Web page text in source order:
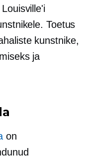
Toetus
kunstnike,
ja
on